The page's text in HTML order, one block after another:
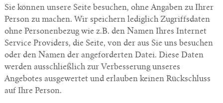
Sie können unsere Seite besuchen, ohne Angaben zu Ihrer
Person zu machen. Wir speichern lediglich Zugriffsdaten
ohne Personenbezug wie z.B. den Namen Ihres Internet
Service Providers, die Seite, von der aus Sie uns besuchen
oder den Namen der angeforderten Datei. Diese Daten
werden ausschließlich zur Verbesserung unseres
Angebotes ausgewertet und erlauben keinen Rückschluss
auf Ihre Person.